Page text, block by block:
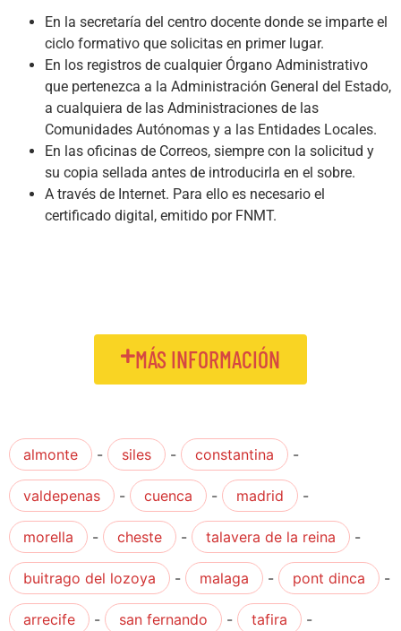
En la secretaría del centro docente donde se imparte el
ciclo formativo que solicitas en primer lugar.
En los registros de cualquier Órgano Administrativo
que pertenezca a la Administración General del Estado,
a cualquiera de las Administraciones de las
Comunidades Autónomas y a las Entidades Locales.
En las oficinas de Correos, siempre con la solicitud y
su copia sellada antes de introducirla en el sobre.
A través de Internet. Para ello es necesario el
certificado digital, emitido por FNMT.
MÁS INFORMACIÓN
almonte - siles - constantina -
valdepenas - cuenca - madrid -
morella - cheste - talavera de la reina -
buitrago del lozoya - malaga - pont dinca -
arrecife - san fernando - tafira -